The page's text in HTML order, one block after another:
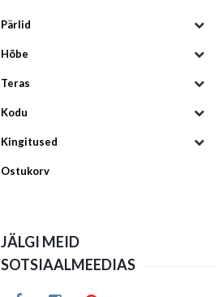
Pärlid
Hõbe
Teras
Kodu
Kingitused
Ostukorv
JÄLGI MEID
SOTSIAALMEEDIAS